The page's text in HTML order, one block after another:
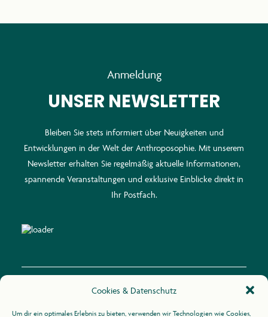
Cookies & Datenschutz
Um dir ein optimales Erlebnis zu bieten, verwenden wir Technologien wie Cookies,
Anmeldung
UNSER NEWSLETTER
Bleiben Sie stets informiert über Neuigkeiten und
Entwicklungen in der Welt der Anthroposophie. Mit unserem
Newsletter erhalten Sie regelmäßig aktuelle Informationen,
spannende Veranstaltungen und exklusive Einblicke direkt in
Ihr Postfach.
Kontakt